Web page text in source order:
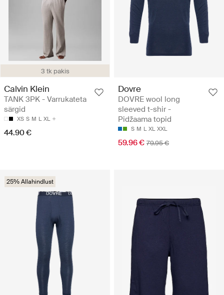
3 tk pakis
Calvin Klein
TANK 3PK - Varrukateta
särgid
XS S M L XL
44.90 €
Dovre
DOVRE wool long
sleeved t-shir -
Pidžaama topid
S M L XL XXL
59.96 € 79.95 €
25% Allahindlust